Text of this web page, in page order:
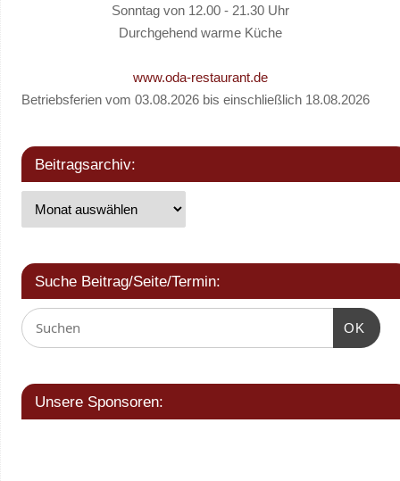
Sonntag von 12.00 - 21.30 Uhr
Durchgehend warme Küche
www.oda-restaurant.de
Betriebsferien vom 03.08.2026 bis einschließlich 18.08.2026
Beitragsarchiv:
Suche Beitrag/Seite/Termin:
OK
Unsere Sponsoren: